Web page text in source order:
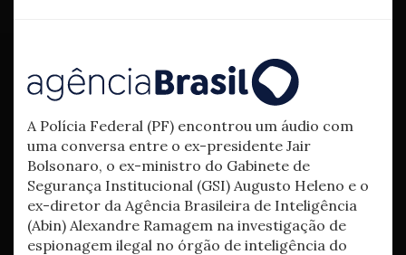
A Polícia Federal (PF) encontrou um áudio com
uma conversa entre o ex-presidente Jair
Bolsonaro, o ex-ministro do Gabinete de
Segurança Institucional (GSI) Augusto Heleno e o
ex-diretor da Agência Brasileira de Inteligência
(Abin) Alexandre Ramagem na investigação de
espionagem ilegal no órgão de inteligência do